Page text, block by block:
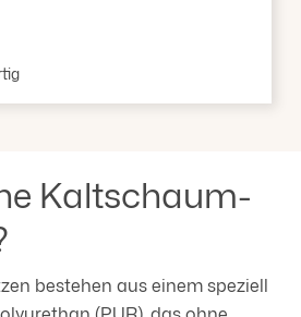
Kaltschaum­
bestehen aus einem speziell